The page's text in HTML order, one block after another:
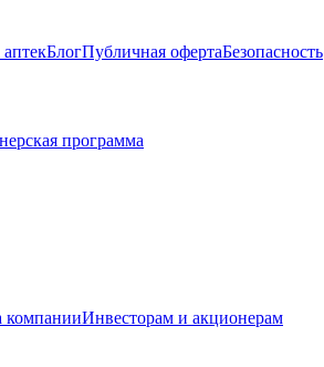
БлогПубличная офертаБезопасность
программа
компанииИнвесторам и акционерам